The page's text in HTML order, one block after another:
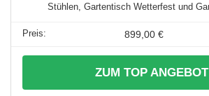
Stühlen, Gartentisch Wetterfest und
899,00 €
ZUM TOP